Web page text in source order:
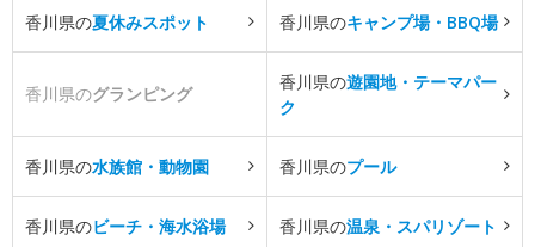
香川県の夏休みスポット 香川県のキャンプ場・BBQ場
香川県のグランピング
香川県の遊園地・テーマパー
ク
香川県の水族館・動物園 香川県のプール
香川県のビーチ・海水浴場 香川県の温泉・スパリゾート